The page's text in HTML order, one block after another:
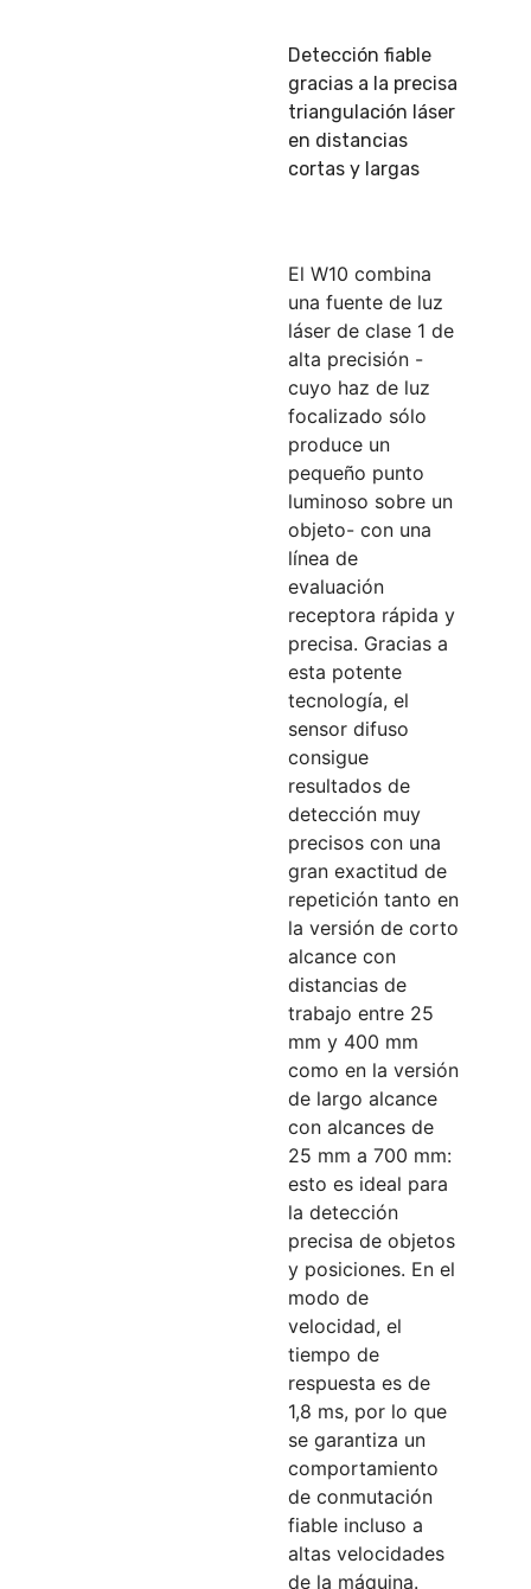
Detección fiable
gracias a la precisa
triangulación láser
en distancias
cortas y largas
El W10 combina
una fuente de luz
láser de clase 1 de
alta precisión -
cuyo haz de luz
focalizado sólo
produce un
pequeño punto
luminoso sobre un
objeto- con una
línea de
evaluación
receptora rápida y
precisa. Gracias a
esta potente
tecnología, el
sensor difuso
consigue
resultados de
detección muy
precisos con una
gran exactitud de
repetición tanto en
la versión de corto
alcance con
distancias de
trabajo entre 25
mm y 400 mm
como en la versión
de largo alcance
con alcances de
25 mm a 700 mm:
esto es ideal para
la detección
precisa de objetos
y posiciones. En el
modo de
velocidad, el
tiempo de
respuesta es de
1,8 ms, por lo que
se garantiza un
comportamiento
de conmutación
fiable incluso a
altas velocidades
de la máquina.